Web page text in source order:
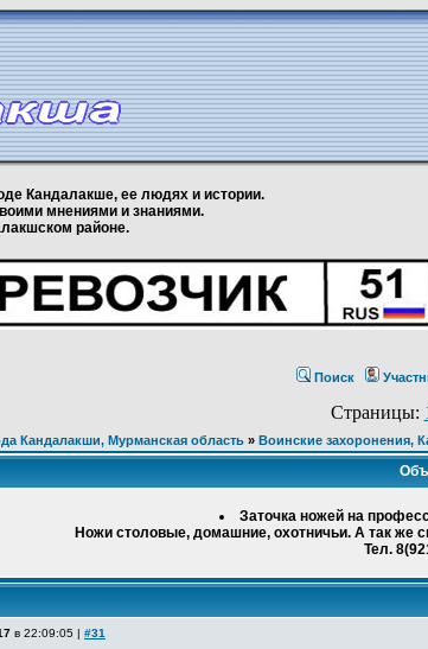
Кандалакше, ее людях и истории.
мнениями и знаниями.
районе.
Поиск
Страницы:
Кандалакши, Мурманская область» Воинские захоронения,
Заточка ножей на
Ножи столовые, домашние, охотничьи. А так же
Тел.
в 22:09:05 | #31